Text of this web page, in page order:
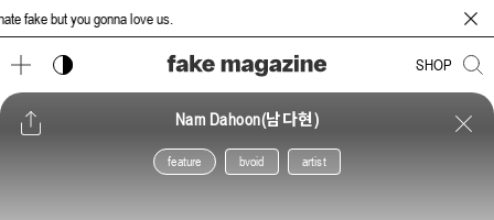
fake but you gonna love us.
다크 모드 토글 SHOP
Nam Dahoon(남다현)
feature bvoid artist